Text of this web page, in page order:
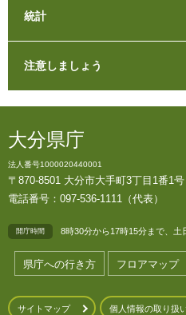
統計
注意しましょう
大分県庁
法人番号1000020440001
〒870-8501 大分市大手町3丁目1番1号
電話番号：097-536-1111（代表）
開庁時間 8時30分から17時15分まで、土
県庁への行き方 フロアマップ
サイトマップ 個人情報の取り扱